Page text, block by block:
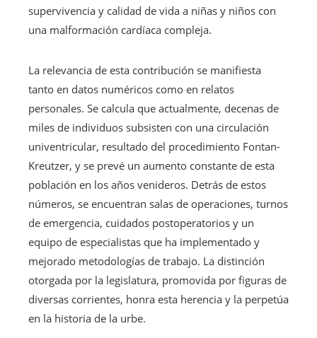
supervivencia y calidad de vida a niñas y niños con
una malformación cardíaca compleja.
La relevancia de esta contribución se manifiesta
tanto en datos numéricos como en relatos
personales. Se calcula que actualmente, decenas de
miles de individuos subsisten con una circulación
univentricular, resultado del procedimiento Fontan-
Kreutzer, y se prevé un aumento constante de esta
población en los años venideros. Detrás de estos
números, se encuentran salas de operaciones, turnos
de emergencia, cuidados postoperatorios y un
equipo de especialistas que ha implementado y
mejorado metodologías de trabajo. La distinción
otorgada por la legislatura, promovida por figuras de
diversas corrientes, honra esta herencia y la perpetúa
en la historia de la urbe.